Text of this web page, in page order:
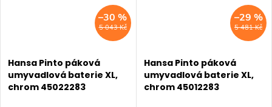
5 043 Kč
–30 %
Hansa Pinto páková
umyvadlová baterie XL,
chrom 45022283
5 481 Kč
–29 %
Hansa Pinto páková
umyvadlová baterie XL,
chrom 45012283